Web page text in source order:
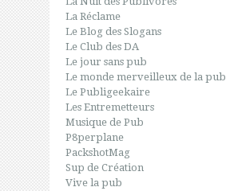
La Réclame
Le Blog des Slogans
Le Club des DA
Le jour sans pub
Le monde merveilleux de la pub
Le Publigeekaire
Les Entremetteurs
Musique de Pub
P8perplane
PackshotMag
Sup de Création
Vive la pub